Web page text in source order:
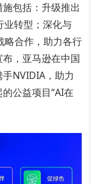
包括：升级推出
业转型；深化与
略合作，助力各行
，亚马逊在中国
NVIDIA，助力
公益项目“AI在